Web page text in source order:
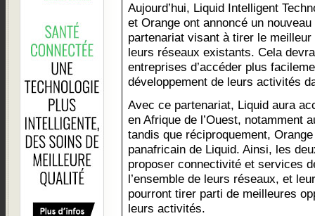
Aujourd’hui, Liquid Intelligent
et Orange ont annoncé un nouveau
partenariat visant à tirer le meilleur
leurs réseaux existants. Cela
entreprises d’accéder plus
développement de leurs activités
Avec ce partenariat, Liquid aura
en Afrique de l’Ouest, notamment
tandis que réciproquement,
panafricain de Liquid. Ainsi, les
proposer connectivité et services
l’ensemble de leurs réseaux, et
pourront tirer parti de meilleures
leurs activités.